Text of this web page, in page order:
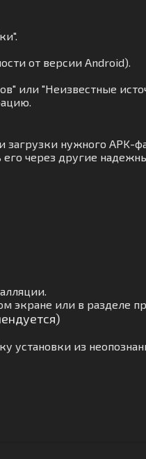
от версии Android).
или "Неизвестные
загрузки нужного APK-
через другие
экране или в разделе
установки из